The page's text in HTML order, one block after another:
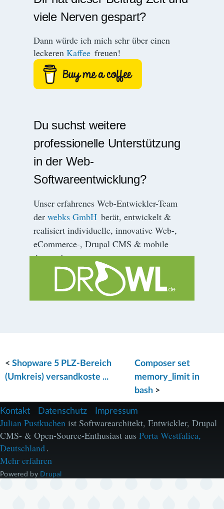
viele Nerven gespart?
Dann würde ich mich sehr über einen
leckerenKaffee freuen!
Du suchst weitere
professionelle Unterstützung
in der Web-
Softwareentwicklung?
Unser erfahrenes Web-Entwickler-Team
derwebks GmbH berät, entwickelt &
realisiert individuelle, innovative Web-,
eCommerce-, Drupal CMS & mobile
Anwendungen.
< Shopware 5 PLZ-Bereich
(Umkreis) versandkoste ...
Composer set
memory_limit in
bash>
F
u
ß
z
e
i
l
e
Kontakt Datenschutz Impressum
Julian Pustkuchen ist Softwarearchitekt, Entwickler, Drupal
CMS- & Open-Source-Enthusiast aus Porta Westfalica,
Deutschland.
Mehr erfahren
Powered by Drupal